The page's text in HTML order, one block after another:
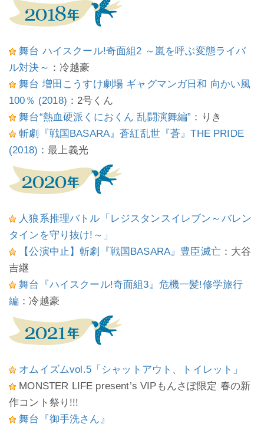
舞台 ハイスクール!奇面組2 ～嵐を呼ぶ変態ライバ
ル対決～ ：冷越豪
舞台 増田こうすけ劇場 ギャグマンガ日和 向かい風
100％ (2018) ：2号くん
舞台“熱血硬派くにおくん 乱闘演舞編” ：りき
斬劇『戦国BASARA』蒼紅乱世『蒼』THE PRIDE
(2018) ：最上義光
人狼系推理バトル「レジスタンスイレブン～バレン
タインを守り抜け!～」
【公演中止】斬劇『戦国BASARA』豊臣滅亡：大谷
吉継
舞台『ハイスクール!奇面組3』危機一髪!修学旅行
編 ：冷越豪
オムイズムvol.5「シャットアウト、トイレット」
MONSTER LIFE present’s VIPもんさぽ限定 春の新
作コント祭り!!!
舞台『御手洗さん』